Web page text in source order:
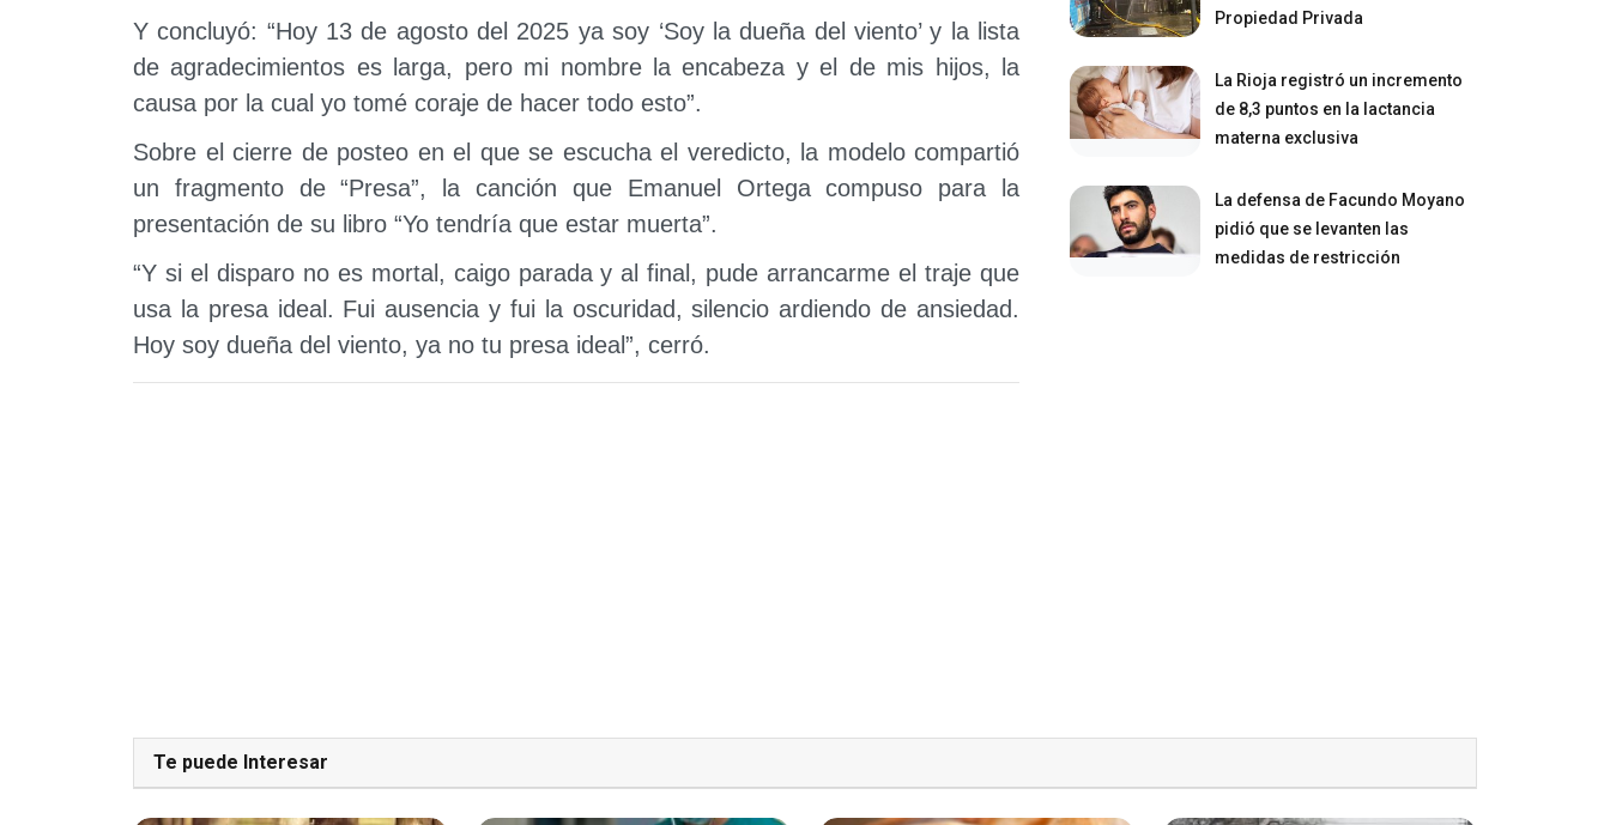
Y concluyó: “Hoy 13 de agosto del 2025 ya soy ‘Soy la dueña del viento’ y la lista
de agradecimientos es larga, pero mi nombre la encabeza y el de mis hijos, la
causa por la cual yo tomé coraje de hacer todo esto”.
Sobre el cierre de posteo en el que se escucha el veredicto, la modelo compartió
un fragmento de “Presa”, la canción que Emanuel Ortega compuso para la
presentación de su libro “Yo tendría que estar muerta”.
“Y si el disparo no es mortal, caigo parada y al final, pude arrancarme el traje que
usa la presa ideal. Fui ausencia y fui la oscuridad, silencio ardiendo de ansiedad.
Hoy soy dueña del viento, ya no tu presa ideal”, cerró.
Propiedad Privada
La Rioja registró un incremento
de 8,3 puntos en la lactancia
materna exclusiva
La defensa de Facundo Moyano
pidió que se levanten las
medidas de restricción
Te puede Interesar